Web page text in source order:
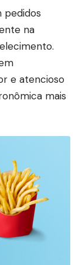
pedidos
na
e atencioso
mais